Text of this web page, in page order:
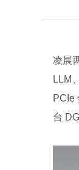
凌晨
LLM
PCIe
台